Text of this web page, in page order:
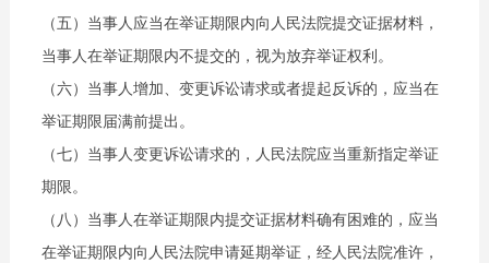
（五）当事人应当在举证期限内向人民法院提交证据材料，
当事人在举证期限内不提交的，视为放弃举证权利。
（六）当事人增加、变更诉讼请求或者提起反诉的，应当在
举证期限届满前提出。
（七）当事人变更诉讼请求的，人民法院应当重新指定举证
期限。
（八）当事人在举证期限内提交证据材料确有困难的，应当
在举证期限内向人民法院申请延期举证，经人民法院准许，